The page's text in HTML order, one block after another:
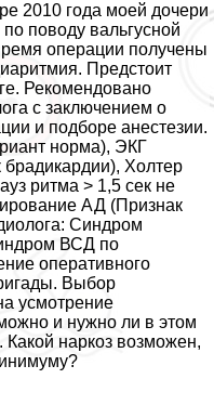
2010 года моей дочери
поводу вальгусной
операции получены
Предстоит
Рекомендовано
с заключением о
и подборе анестезии.
норма), ЭКГ
брадикардии), Холтер
ритма > 1,5 сек не
АД (Признак
Синдром
ВСД по
оперативного
Выбор
усмотрение
и нужно ли в этом
Какой наркоз возможен,